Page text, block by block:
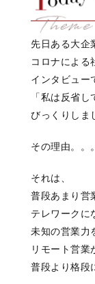
先日ある大企
コロナによる
インタビュー
「私は反省
びっくりしま
その理由。。。
それは、
普段あまり営
テレワークに
未知の営業力
リモート営業
普段より格段